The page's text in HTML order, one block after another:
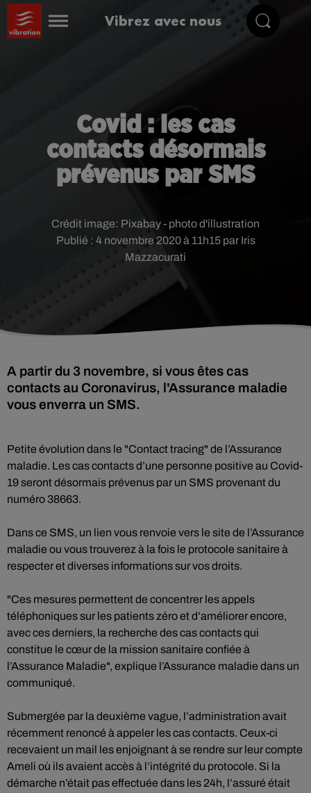
Vibrez avec nous
Covid : les cas
contacts désormais
prévenus par SMS
Publié : 4 novembre 2020 à 11h15 par Iris
Mazzacurati
Crédit image: Pixabay - photo d'illustration
A partir du 3 novembre, si vous êtes cas
contacts au Coronavirus, l'Assurance maladie
vous enverra un SMS.
Petite évolution dans le "Contact tracing" de l’Assurance
maladie. Les cas contacts d’une personne positive au Covid-
19 seront désormais prévenus par un SMS provenant du
numéro 38663.
Dans ce SMS, un lien vous renvoie vers le site de l’Assurance
maladie ou vous trouverez à la fois le protocole sanitaire à
respecter et diverses informations sur vos droits.
"Ces mesures permettent de concentrer les appels
téléphoniques sur les patients zéro et d’améliorer encore,
avec ces derniers, la recherche des cas contacts qui
constitue le cœur de la mission sanitaire confiée à
l’Assurance Maladie", explique l’Assurance maladie dans un
communiqué.
Submergée par la deuxième vague, l’administration avait
récemment renoncé à appeler les cas contacts. Ceux-ci
recevaient un mail les enjoignant à se rendre sur leur compte
Ameli où ils avaient accès à l’intégrité du protocole. Si la
démarche n’était pas effectuée dans les 24h, l’assuré était